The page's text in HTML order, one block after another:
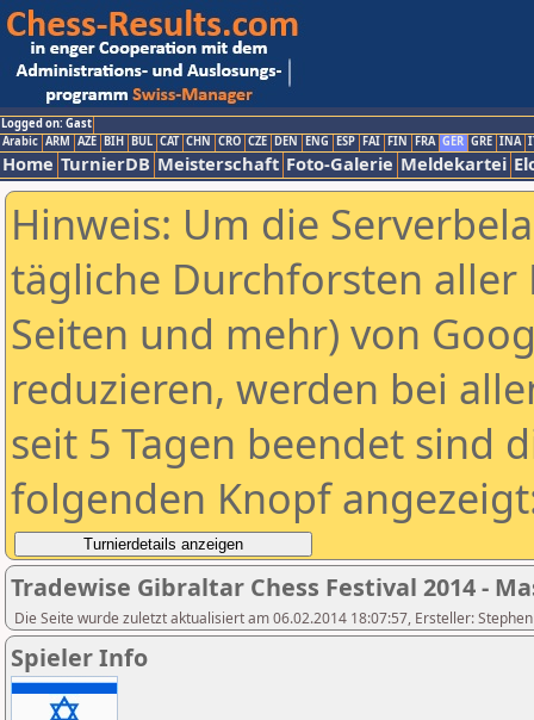
Logged on: Gast
Arabic ARM AZE BIH BUL CAT CHN CRO CZE DEN ENG ESP FAI FIN FRA GER GRE INA
Home TurnierDB Meisterschaft Foto-Galerie Meldekartei
Hinweis: Um die
tägliche Durchforsten aller
Seiten und mehr) von
reduzieren, werden bei
seit 5 Tagen beendet sind
folgenden Knopf
Tradewise Gibraltar Chess Festival 2014 -
Die Seite wurde zuletzt aktualisiert am 06.02.2014 18:07:57, Ersteller:
Spieler Info